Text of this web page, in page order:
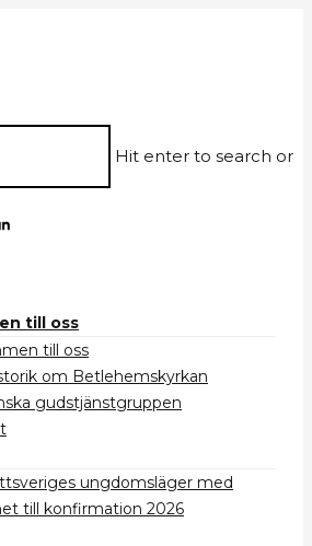
Hit enter to search or
till oss
till oss
om Betlehemskyrkan
gudstjänstgruppen
ungdomsläger med
till konfirmation 2026